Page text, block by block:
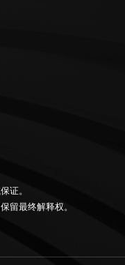
证。
留最终解释权。